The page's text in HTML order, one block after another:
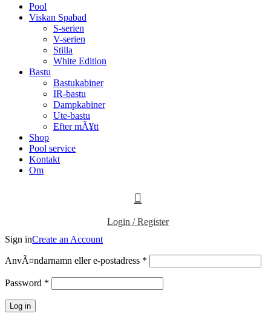
Pool
Viskan Spabad
S-serien
V-serien
Stilla
White Edition
Bastu
Bastukabiner
IR-bastu
Dampkabiner
Ute-bastu
Efter mÃ¥tt
Shop
Pool service
Kontakt
Om
Login / Register
Sign inCreate an Account
AnvÃ¤ndarnamn eller e-postadress *
Password *
Log in